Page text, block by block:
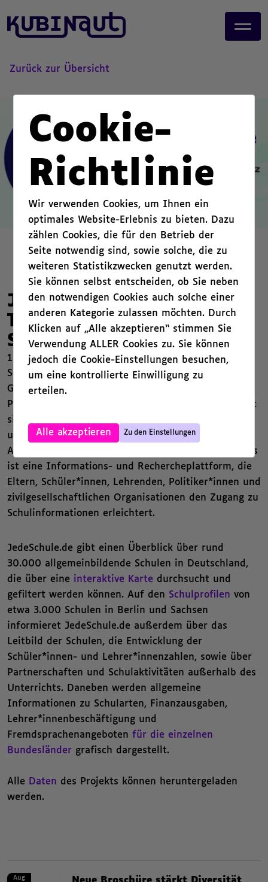
Cookie-
Richtlinie
Wir verwenden Cookies, um Ihnen ein
optimales Website-Erlebnis zu bieten. Dazu
zählen Cookies, die für den Betrieb der
Seite notwendig sind, sowie solche, die zu
weiteren Statistikzwecken genutzt werden.
Sie können selbst entscheiden, ob Sie neben
den notwendigen Cookies auch solche einer
anderen Kategorie zulassen möchten. Durch
Klicken auf „Alle akzeptieren“ stimmen Sie
Verwendung ALLER Cookies zu. Sie können
jedoch die Cookie-Einstellungen besuchen,
um eine kontrollierte Einwilligung zu
erteilen.
,
Alle akzeptieren Zu den Einstellungen
o
,
Zurück zur Übersicht
JedeSchule.de schafft mehr
Tranzparenz im
Schulsystem
11. April 2017
Schulen sind unverzichtbar für die zukunftsfähige
Gestaltung unserer Gesellschaft.
Projekt von
, setzt
sich für mehr Transparenz im Bildungsbereich ein
und fördert den Dialog zwischen verschiedenen
Akteur*innen in der Bildungspolitik. Die Webpräsens
ist eine Informations- und Recherche­plattform, die
Eltern, Schüler*innen, Lehrenden, Politiker*innen und
zivilgesellschaftlichen Organisationen den Zugang zu
Schulinformationen erleichtert.
JedeSchule.de gibt einen Überblick über rund
30.000 allgemeinbildende Schulen in Deutschland,
die über eine interaktive Karte durchsucht und
gefiltert werden können. Auf den Schulprofilen von
etwa 3.000 Schulen in Berlin und Sachsen
informieret JedeSchule.de außerdem über das
Leitbild der Schulen, die Entwicklung der
Schüler*innen- und Lehrer*innenzahlen, sowie über
Partnerschaften und Schulaktivitäten außerhalb des
Unterrichts. Daneben werden allgemeine
Informationen zu Schularten, Finanzausgaben,
Lehrer*innenbeschäftigung und
Fremdsprachenangeboten für die einzelnen
Bundesländer grafisch dargestellt.
Alle Daten des Projekts können heruntergeladen
werden.
Zusammenfassende
News.
Aug